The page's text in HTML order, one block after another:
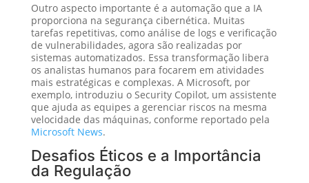
Outro aspecto importante é a automação que a IA
proporciona na segurança cibernética. Muitas
tarefas repetitivas, como análise de logs e verificação
de vulnerabilidades, agora são realizadas por
sistemas automatizados. Essa transformação libera
os analistas humanos para focarem em atividades
mais estratégicas e complexas. A Microsoft, por
exemplo, introduziu o Security Copilot, um assistente
que ajuda as equipes a gerenciar riscos na mesma
velocidade das máquinas, conforme reportado pela
Microsoft News.
Desafios Éticos e a Importância
da Regulação